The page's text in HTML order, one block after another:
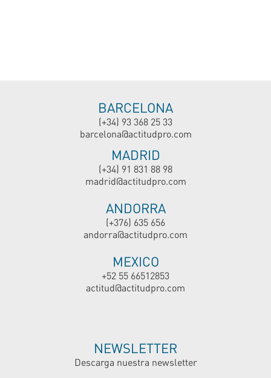
BARCELONA
(+34) 93 368 25 33
barcelona@actitudpro.com
MADRID
(+34) 91 831 88 98
madrid@actitudpro.com
ANDORRA
(+376) 635 656
andorra@actitudpro.com
MEXICO
+52 55 66512853
actitud@actitudpro.com
NEWSLETTER
Descarga nuestra newsletter